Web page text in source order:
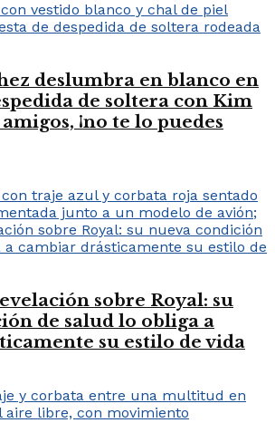
deslumbra en blanco en
de soltera con Kim
¡no te lo puedes
sobre Royal: su
de salud lo obliga a
su estilo de vida